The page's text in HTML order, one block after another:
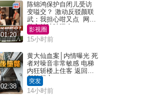
01:20
陈锦鸿保护自闭儿受访
变嗌交？ 激动反驳颜联
武：我担心咁又点 网民
批主持咄咄逼人
影视圈
15小时前
02:38
黄大仙血案│内情曝光 死
者对噪音非常敏感 电梯
内狂斩楼上住客 返回住
所堕楼亡
突发
14小时前